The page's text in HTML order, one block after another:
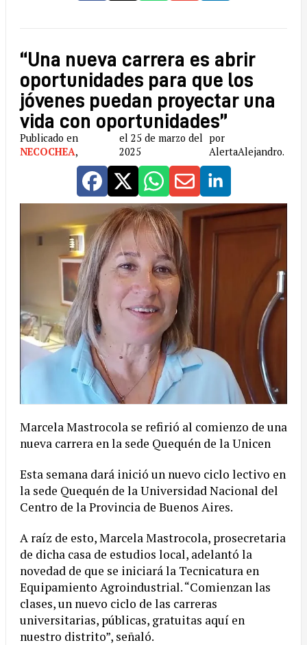
“Una nueva carrera es abrir
oportunidades para que los
jóvenes puedan proyectar una
vida con oportunidades”
Publicado en
NECOCHEA,
el 25 de marzo del
2025
por
AlertaAlejandro.
Marcela Mastrocola se refirió al comienzo de una
nueva carrera en la sede Quequén de la Unicen
Esta semana dará inició un nuevo ciclo lectivo en
la sede Quequén de la Universidad Nacional del
Centro de la Provincia de Buenos Aires.
A raíz de esto, Marcela Mastrocola, prosecretaria
de dicha casa de estudios local, adelantó la
novedad de que se iniciará la Tecnicatura en
Equipamiento Agroindustrial. “Comienzan las
clases, un nuevo ciclo de las carreras
universitarias, públicas, gratuitas aquí en
nuestro distrito”, señaló.